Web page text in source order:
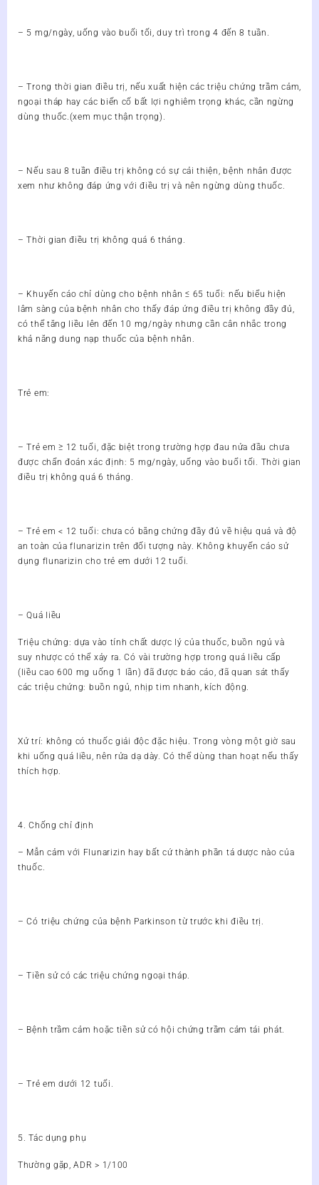
– 5 mg/ngày, uống vào buổi tối, duy trì trong 4 đến 8 tuần.
– Trong thời gian điều trị, nếu xuất hiện các triệu chứng trầm cảm,
ngoại tháp hay các biến cố bất lợi nghiêm trọng khác, cần ngừng
dùng thuốc.(xem mục thận trọng).
– Nếu sau 8 tuần điều trị không có sự cải thiện, bệnh nhân được
xem như không đáp ứng với điều trị và nên ngừng dùng thuốc.
– Thời gian điều trị không quá 6 tháng.
– Khuyến cáo chỉ dùng cho bệnh nhân ≤ 65 tuổi: nếu biểu hiện
lâm sàng của bệnh nhân cho thấy đáp ứng điều trị không đầy đủ,
có thể tăng liều lên đến 10 mg/ngày nhưng cần cân nhắc trong
khả năng dung nạp thuốc của bệnh nhân.
Trẻ em:
– Trẻ em ≥ 12 tuổi, đặc biệt trong trường hợp đau nửa đầu chưa
được chẩn đoán xác định: 5 mg/ngày, uống vào buổi tối. Thời gian
điều trị không quá 6 tháng.
– Trẻ em < 12 tuổi: chưa có bằng chứng đầy đủ về hiệu quả và độ
an toàn của flunarizin trên đối tượng này. Không khuyến cáo sử
dụng flunarizin cho trẻ em dưới 12 tuổi.
– Quá liều
Triệu chứng: dựa vào tính chất dược lý của thuốc, buồn ngủ và
suy nhược có thể xảy ra. Có vài trường hợp trong quá liều cấp
(liều cao 600 mg uống 1 lần) đã được báo cáo, đã quan sát thấy
các triệu chứng: buồn ngủ, nhịp tim nhanh, kích động.
Xử trí: không có thuốc giải độc đặc hiệu. Trong vòng một giờ sau
khi uống quá liều, nên rửa dạ dày. Có thể dùng than hoạt nếu thấy
thích hợp.
4. Chống chỉ định
– Mẫn cảm với Flunarizin hay bất cứ thành phần tá dược nào của
thuốc.
– Có triệu chứng của bệnh Parkinson từ trước khi điều trị.
– Tiền sử có các triệu chứng ngoại tháp.
– Bệnh trầm cảm hoặc tiền sử có hội chứng trầm cảm tái phát.
– Trẻ em dưới 12 tuổi.
5. Tác dụng phụ
Thường gặp, ADR > 1/100